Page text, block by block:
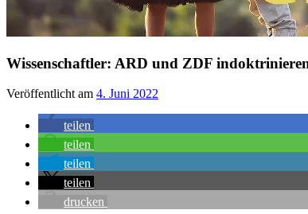
Wissenschaftler: ARD und ZDF
Veröffentlicht am 4. Juni 2022
teilen
teilen
teilen
teilen
drucken